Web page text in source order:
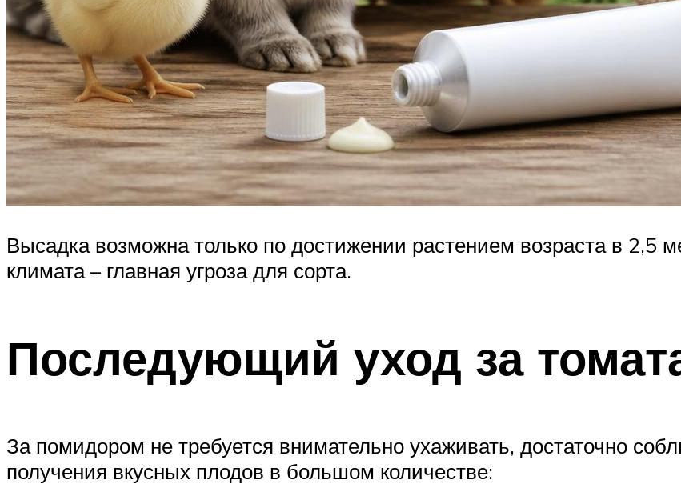
Высадка возможна только по достижении растением возраста в 2,5
климата – главная угроза для сорта.
Последующий уход за
За помидором не требуется внимательно ухаживать, достаточно
получения вкусных плодов в большом количестве: